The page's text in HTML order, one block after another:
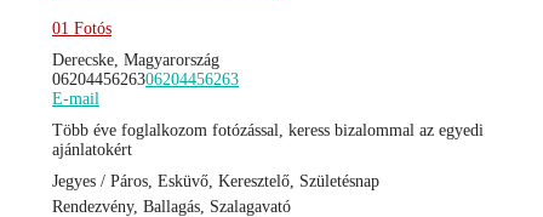
01 Fotós
Derecske, Magyarország
0620445626306204456263
E-mail
Több éve foglalkozom fotózással, keress bizalommal az egyedi
ajánlatokért
Jegyes / Páros, Esküvő, Keresztelő, Születésnap
Rendezvény, Ballagás, Szalagavató